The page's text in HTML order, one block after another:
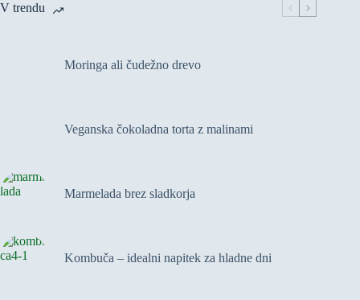
V trendu
Moringa ali čudežno drevo
Veganska čokoladna torta z malinami
Marmelada brez sladkorja
Kombuča – idealni napitek za hladne dni